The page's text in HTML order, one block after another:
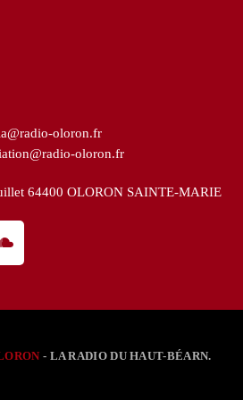
oloron.fr
oloron.fr
64400 OLORON SAINTE-MARIE
- LA RADIO DU HAUT-BÉARN.